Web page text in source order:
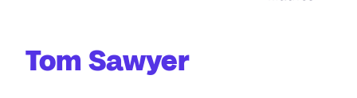
Tom Sawyer